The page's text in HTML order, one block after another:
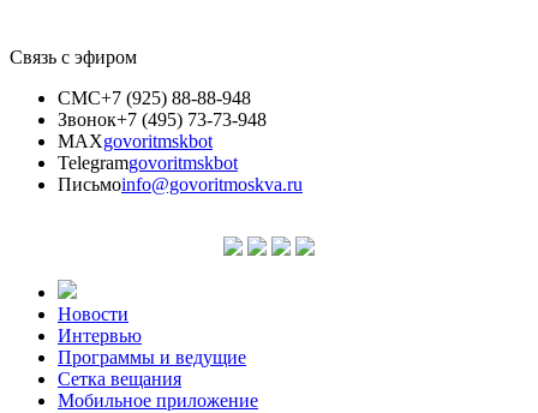
Связь с эфиром
СМС+7 (925) 88-88-948
Звонок+7 (495) 73-73-948
MAXgovoritmskbot
Telegramgovoritmskbot
Письмоinfo@govoritmoskva.ru
Новости
Интервью
Программы и ведущие
Сетка вещания
Мобильное приложение